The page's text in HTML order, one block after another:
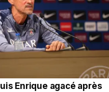
Enrique agacé après